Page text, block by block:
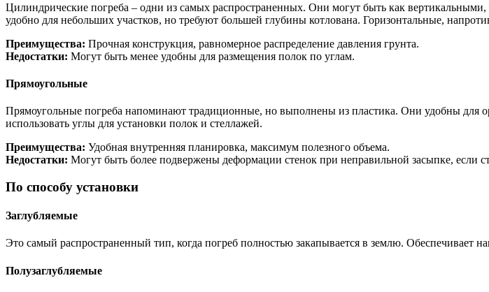
Цилиндрические погреба – одни из самых распространенных. Они могут быть как
удобно для небольших участков, но требуют большей глубины котлована. Горизонтальные,
Преимущества: Прочная конструкция, равномерное распределение давления грунта.
Недостатки: Могут быть менее удобны для размещения полок по углам.
Прямоугольные
Прямоугольные погреба напоминают традиционные, но выполнены из пластика. Они удобны для
использовать углы для установки полок и стеллажей.
Преимущества: Удобная внутренняя планировка, максимум полезного объема.
Недостатки: Могут быть более подвержены деформации стенок при неправильной засыпке, если
По способу установки
Заглубляемые
Это самый распространенный тип, когда погреб полностью закапывается в землю. Обеспечивает
Полузаглубляемые